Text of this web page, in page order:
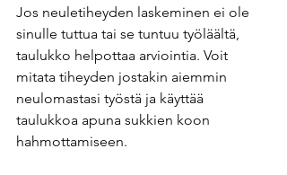
Jos neuletiheyden laskeminen ei ole
sinulle tuttua tai se tuntuu työläältä,
taulukko helpottaa arviointia. Voit
mitata tiheyden jostakin aiemmin
neulomastasi työstä ja käyttää
taulukkoa apuna sukkien koon
hahmottamiseen.